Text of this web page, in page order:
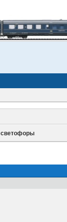
светофоры